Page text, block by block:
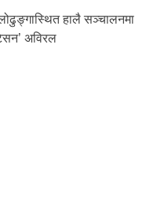
हालै सञ्चालनमा
अविरल